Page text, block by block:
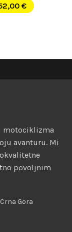
€
motociklizma
avanturu. Mi
povoljnim
Gora